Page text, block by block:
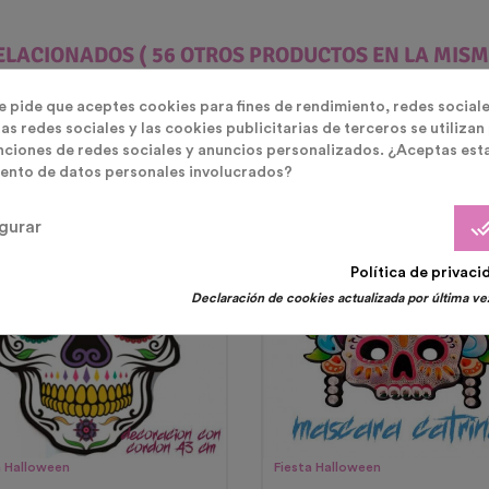
( 56 OTROS PRODUCTOS EN LA
Halloween Fiesta Halloween
pide que aceptes cookies para fines de rendimiento, redes
redes sociales y las cookies publicitarias de terceros se utilizan
de redes sociales y anuncios personalizados. ¿Aceptas
de datos personales involucrados?
Política de
Declaración de cookies actualizada por última